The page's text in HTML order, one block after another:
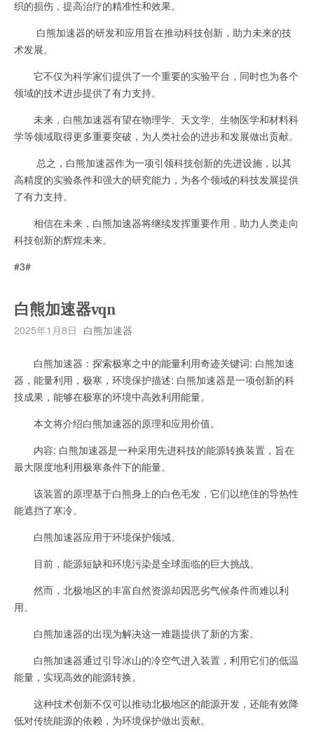
织的损伤，提高治疗的精准性和效果。
白熊加速器的研发和应用旨在推动科技创新，助力未来的技
术发展。
它不仅为科学家们提供了一个重要的实验平台，同时也为各个
领域的技术进步提供了有力支持。
未来，白熊加速器有望在物理学、天文学、生物医学和材料科
学等领域取得更多重要突破，为人类社会的进步和发展做出贡献。
总之，白熊加速器作为一项引领科技创新的先进设施，以其
高精度的实验条件和强大的研究能力，为各个领域的科技发展提供
了有力支持。
相信在未来，白熊加速器将继续发挥重要作用，助力人类走向
科技创新的辉煌未来。
#3#
白熊加速器vqn
2025年1月8日 白熊加速器
白熊加速器：探索极寒之中的能量利用奇迹关键词: 白熊加速
器，能量利用，极寒，环境保护描述: 白熊加速器是一项创新的科
技成果，能够在极寒的环境中高效利用能量。
本文将介绍白熊加速器的原理和应用价值。
内容: 白熊加速器是一种采用先进科技的能源转换装置，旨在
最大限度地利用极寒条件下的能量。
该装置的原理基于白熊身上的白色毛发，它们以绝佳的导热性
能遮挡了寒冷。
白熊加速器应用于环境保护领域。
目前，能源短缺和环境污染是全球面临的巨大挑战。
然而，北极地区的丰富自然资源却因恶劣气候条件而难以利
用。
白熊加速器的出现为解决这一难题提供了新的方案。
白熊加速器通过引导冰山的冷空气进入装置，利用它们的低温
能量，实现高效的能源转换。
这种技术创新不仅可以推动北极地区的能源开发，还能有效降
低对传统能源的依赖，为环境保护做出贡献。